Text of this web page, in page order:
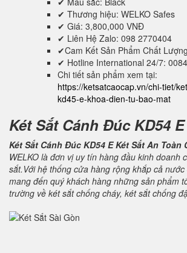
✔ Thương hiệu: WELKO Safes
✔ Giá: 3,800,000 VNĐ
✔ Liên Hệ Zalo: 098 2770404
✔Cam Kết Sản Phẩm Chất
✔ Hotline International 24/7:
Chi tiết sản phẩm xem tại:
https://ketsatcaocap.vn/chi-tiet/
kd45-e-khoa-dien-tu-bao-mat
Két Sắt Cánh Đúc KD54 E
Két Sắt Cánh Đúc KD54 E Két Sắt An Toàn
WELKO là đơn vị uy tín hàng đầu kinh doanh
sắt.Với hệ thống cửa hàng rộng khắp cả
mang đến quý khách hàng những sản phẩm
trường về két sắt chống cháy, két sắt chống